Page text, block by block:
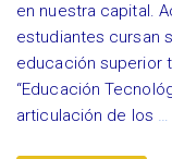
en nuestra capital.
estudiantes cursan
educación superior
“Educación
articulación de los …